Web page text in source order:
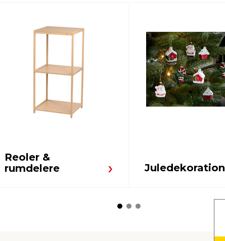
Reoler &
rumdelere
Juledekoration